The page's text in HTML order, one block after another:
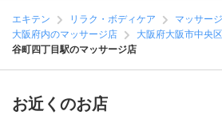
エキテン リラク・ボディケア
マッサージ
大阪府内のマッサージ店
大阪府大阪市中央
谷町四丁目駅のマッサージ店
お近くのお店